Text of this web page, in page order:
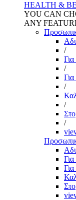
HEALTH &
YOU CAN
ANY
/
/
/
/
/